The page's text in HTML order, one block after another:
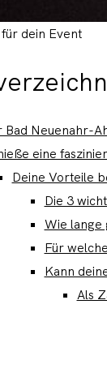
dein Event
Bad Neuenahr-
eine
Deine Vorteile
Die 3
Wie lange
Für
Kann
Als